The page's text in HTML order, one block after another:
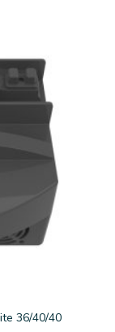
36/40/40